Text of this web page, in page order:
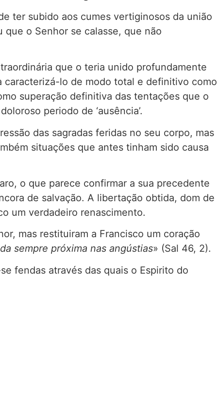
ter subido aos cumes vertiginosos da união
o Senhor se calasse, que não
que o teria unido profundamente
lo de modo total e definitivo como
superação definitiva das tentações que o
periodo de ‘ausência’.
das sagradas feridas no seu corpo, mas
situações que antes tinham sido causa
o que parece confirmar a sua precedente
de salvação. A libertação obtida, dom de
um verdadeiro renascimento.
mas restituiram a Francisco um coração
sempre próxima nas angústias» (Sal 46, 2).
fendas através das quais o Espirito do